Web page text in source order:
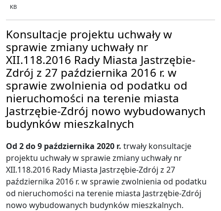
KB
Konsultacje projektu uchwały w
sprawie zmiany uchwały nr
XII.118.2016 Rady Miasta Jastrzębie-
Zdrój z 27 października 2016 r. w
sprawie zwolnienia od podatku od
nieruchomości na terenie miasta
Jastrzębie-Zdrój nowo wybudowanych
budynków mieszkalnych
Od 2 do 9 października 2020 r. trwały konsultacje
projektu uchwały w sprawie zmiany uchwały nr
XII.118.2016 Rady Miasta Jastrzębie-Zdrój z 27
października 2016 r. w sprawie zwolnienia od podatku
od nieruchomości na terenie miasta Jastrzębie-Zdrój
nowo wybudowanych budynków mieszkalnych.